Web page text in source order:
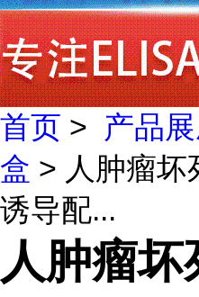
首页 > 产品
盒 > 人肿瘤坏
诱导配...
人肿瘤坏